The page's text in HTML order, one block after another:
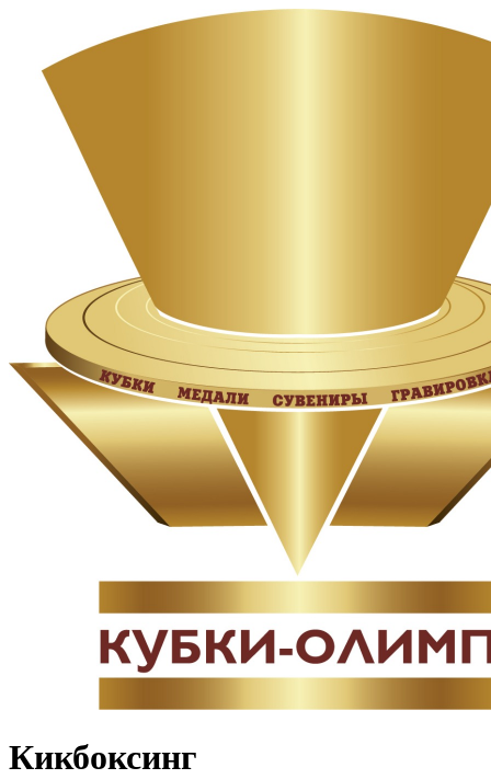
Кикбоксинг